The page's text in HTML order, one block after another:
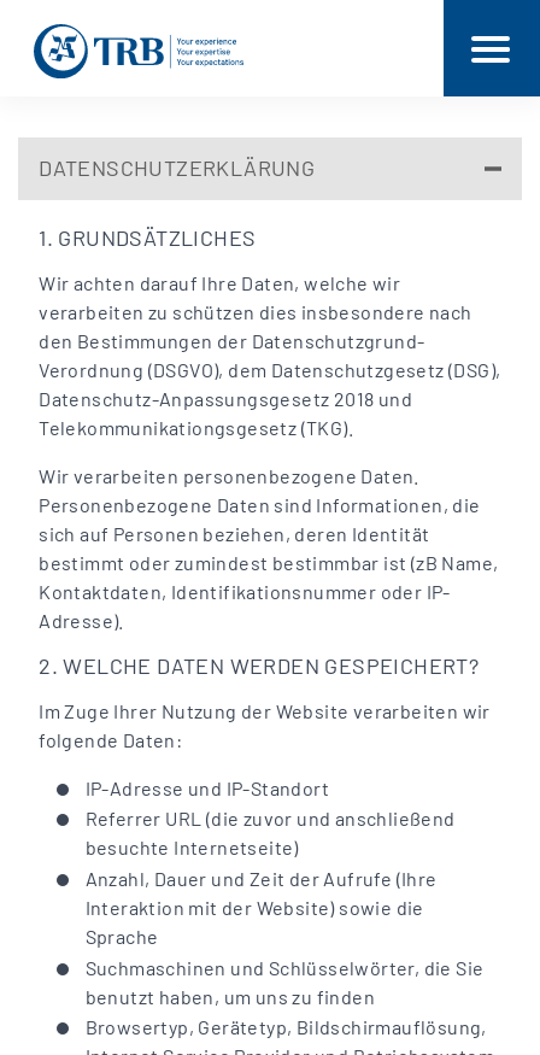
DATENSCHUTZERKLÄRUNG
1. GRUNDSÄTZLICHES
Wir achten darauf Ihre Daten, welche wir
verarbeiten zu schützen dies insbesondere nach
den Bestimmungen der Datenschutzgrund-
Verordnung (DSGVO), dem Datenschutzgesetz (DSG),
Datenschutz-Anpassungsgesetz 2018 und
Telekommunikationgsgesetz (TKG).
Wir verarbeiten personenbezogene Daten.
Personenbezogene Daten sind Informationen, die
sich auf Personen beziehen, deren Identität
bestimmt oder zumindest bestimmbar ist (zB Name,
Kontaktdaten, Identifikationsnummer oder IP-
Adresse).
2. WELCHE DATEN WERDEN GESPEICHERT?
Im Zuge Ihrer Nutzung der Website verarbeiten wir
folgende Daten:
IP-Adresse und IP-Standort
Referrer URL (die zuvor und anschließend
besuchte Internetseite)
Anzahl, Dauer und Zeit der Aufrufe (Ihre
Interaktion mit der Website) sowie die
Sprache
Suchmaschinen und Schlüsselwörter, die Sie
benutzt haben, um uns zu finden
Browsertyp, Gerätetyp, Bildschirmauflösung,